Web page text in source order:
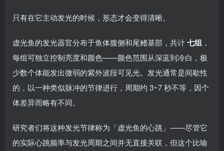
只有在它主动发光的时候，形态才会变得清晰。
虚光鱼的发光器官分布于鱼体腹侧和尾鳍基部，共计七组 ，
每组可独立控制亮度和颜色——颜色范围从深蓝到冷白，极
少数个体能发出微弱的紫外波段可见光。发光通常是间歇性
的，以一种类似脉冲的节律进行，周期约 3~7 秒不等，因个
体差异而略有不同。
研究者们将这种发光节律称为「虚光鱼的心跳」——尽管它
的实际心跳频率与发光周期之间并无直接关联，但这个比喻